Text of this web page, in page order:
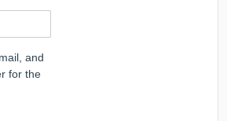
and
for the